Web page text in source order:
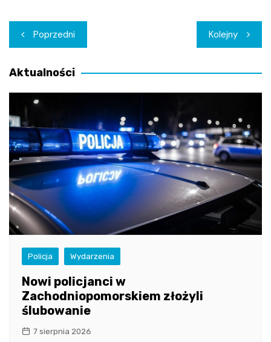
Nawigacja
wpisu
Poprzedni Kolejny
Aktualności
Policja Wydarzenia
Nowi policjanci w
Zachodniopomorskiem złożyli
ślubowanie
7 sierpnia 2026